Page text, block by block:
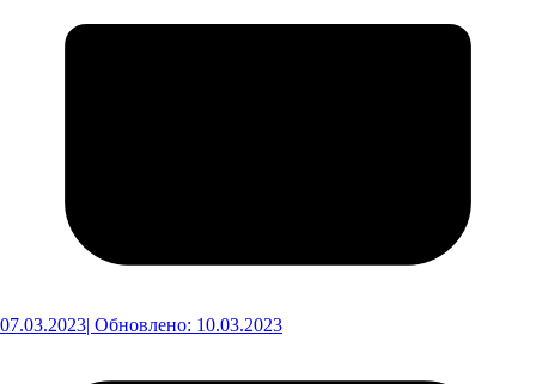
07.03.2023| Обновлено: 10.03.2023